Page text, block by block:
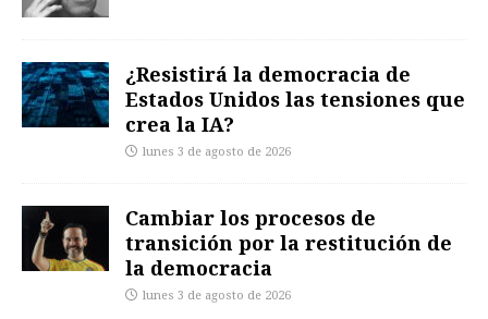
¿Resistirá la democracia de
Estados Unidos las tensiones que
crea la IA?
lunes 3 de agosto de 2026
Cambiar los procesos de
transición por la restitución de
la democracia
lunes 3 de agosto de 2026